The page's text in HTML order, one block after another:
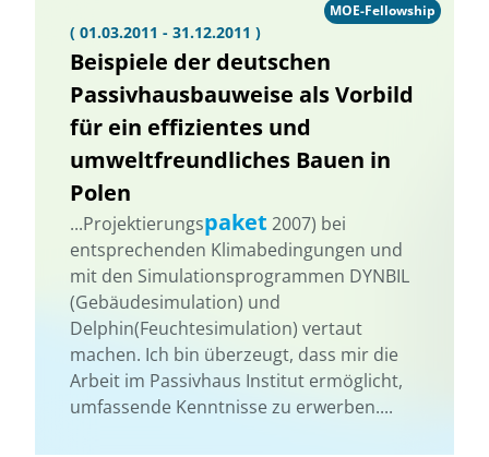
( 01.03.2011 - 31.12.2011 )
Beispiele der deutschen
Passivhausbauweise als Vorbild
für ein effizientes und
umweltfreundliches Bauen in
Polen
...Projektierungspaket 2007) bei
entsprechenden Klimabedingungen und
mit den Simulationsprogrammen DYNBIL
(Gebäudesimulation) und
Delphin(Feuchtesimulation) vertaut
machen. Ich bin überzeugt, dass mir die
Arbeit im Passivhaus Institut ermöglicht,
umfassende Kenntnisse zu erwerben....
MOE-Fellowship